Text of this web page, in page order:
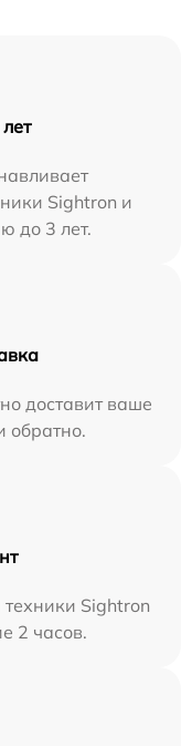
Sightron и
до 3 лет.
доставит ваше
обратно.
Sightron
2 часов.